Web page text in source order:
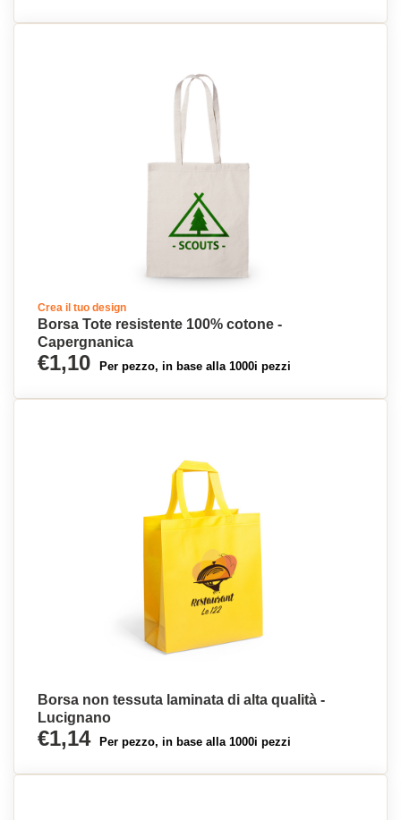
Crea il tuo design
Borsa Tote resistente 100% cotone -
Capergnanica
€1,10 Per pezzo, in base alla 1000i pezzi
Borsa non tessuta laminata di alta qualità -
Lucignano
€1,14 Per pezzo, in base alla 1000i pezzi